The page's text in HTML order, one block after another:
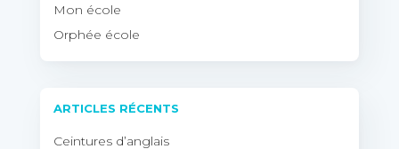
Mon école
Orphée école
ARTICLES RÉCENTS
Ceintures d’anglais